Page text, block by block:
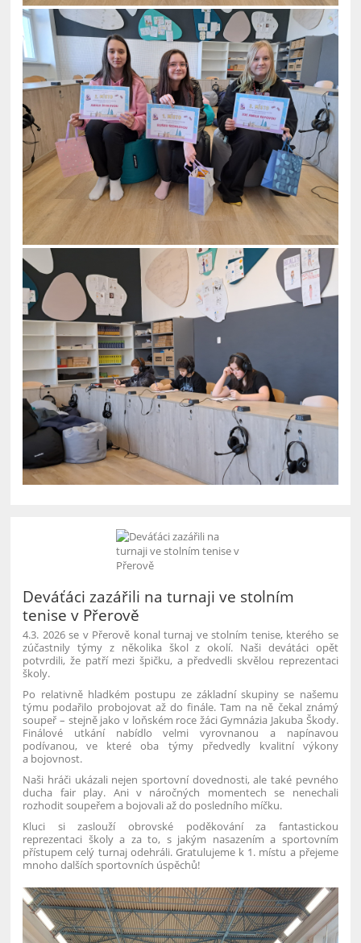
Deváťáci zazářili na turnaji ve stolním
tenise v Přerově
4.3. 2026 se v Přerově konal turnaj ve stolním tenise, kterého se
zúčastnily týmy z několika škol z okolí. Naši devátáci opět
potvrdili, že patří mezi špičku, a předvedli skvělou reprezentaci
školy.
Po relativně hladkém postupu ze základní skupiny se našemu
týmu podařilo probojovat až do finále. Tam na ně čekal známý
soupeř – stejně jako v loňském roce žáci Gymnázia Jakuba Škody.
Finálové utkání nabídlo velmi vyrovnanou a napínavou
podívanou, ve které oba týmy předvedly kvalitní výkony
a bojovnost.
Naši hráči ukázali nejen sportovní dovednosti, ale také pevného
ducha fair play. Ani v náročných momentech se nenechali
rozhodit soupeřem a bojovali až do posledního míčku.
Kluci si zaslouží obrovské poděkování za fantastickou
reprezentaci školy a za to, s jakým nasazením a sportovním
přístupem celý turnaj odehráli. Gratulujeme k 1. místu a přejeme
mnoho dalších sportovních úspěchů!